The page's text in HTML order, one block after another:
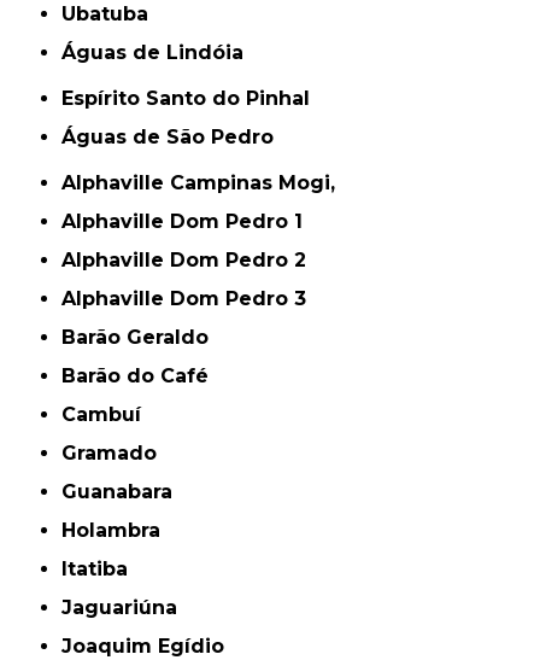
Ubatuba
Águas de Lindóia
Espírito Santo do Pinhal
Águas de São Pedro
Alphaville Campinas Mogi,
Alphaville Dom Pedro 1
Alphaville Dom Pedro 2
Alphaville Dom Pedro 3
Barão Geraldo
Barão do Café
Cambuí
Gramado
Guanabara
Holambra
Itatiba
Jaguariúna
Joaquim Egídio